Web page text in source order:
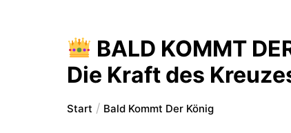
BALD KOMMT
Die Kraft des
Start Bald Kommt Der König